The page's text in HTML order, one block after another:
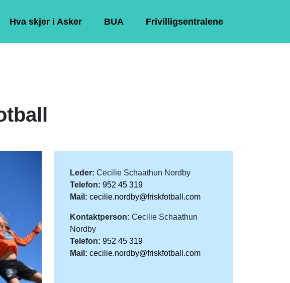
Hva skjer i Asker BUA Frivilligsentralene
Leder: Cecilie Schaathun Nordby
Telefon: 952 45 319
Mail: cecilie.nordby@friskfotball.com
Kontaktperson: Cecilie Schaathun
Nordby
Telefon: 952 45 319
Mail: cecilie.nordby@friskfotball.com